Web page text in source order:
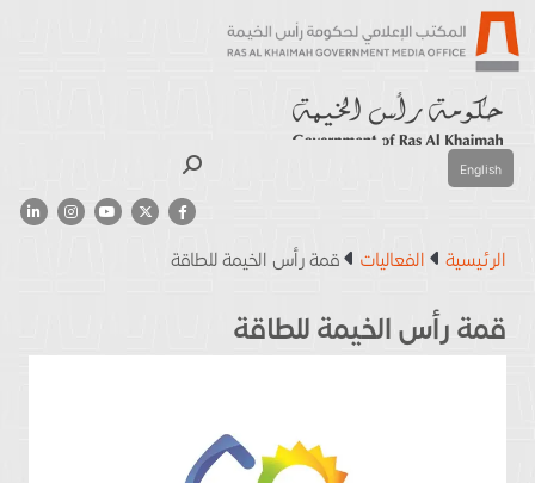
English
الرئيسية الفعاليات قمة رأس الخيمة للطاقة
قمة رأس الخيمة للطاقة